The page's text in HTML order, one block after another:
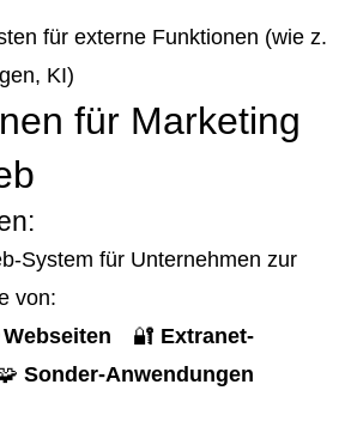
für externe Funktionen (wie z.
KI)
für Marketing
System für Unternehmen zur
von:
Webseiten 🔐 Extranet-
Sonder-Anwendungen